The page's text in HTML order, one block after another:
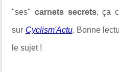
"ses"carnets secrets, ça
sur Cyclism'Actu. Bonne
le sujet !